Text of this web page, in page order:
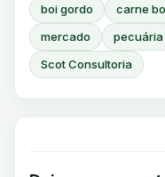
boi gordo carne
mercado
pecuária
Scot Consultoria